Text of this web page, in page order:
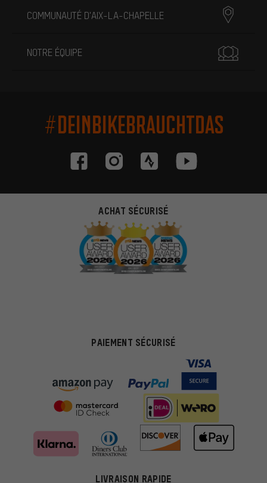
COMMUNAUTÉ D'AIX-LA-CHAPELLE
NOTRE ÉQUIPE
#DEINBIKEBRAUCHTDAS
ACHAT SÉCURISÉ
PAIEMENT SÉCURISÉ
LIVRAISON RAPIDE